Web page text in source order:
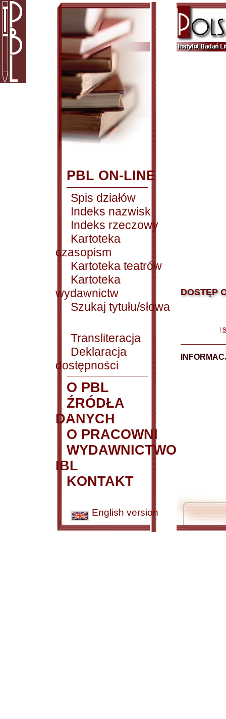
PBL ON-LINE
Spis działów
Indeks nazwisk
Indeks rzeczowy
Kartoteka
czasopism
Kartoteka teatrów
Kartoteka
wydawnictw
Szukaj tytułu/słowa
Transliteracja
Deklaracja
dostępności
O PBL
ŹRÓDŁA
DANYCH
O PRACOWNI
WYDAWNICTWO
IBL
KONTAKT
English version
DOSTĘP
|